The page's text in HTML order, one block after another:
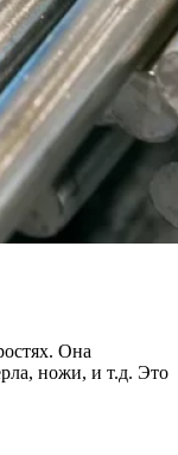
Она
ножи, и т.д. Это